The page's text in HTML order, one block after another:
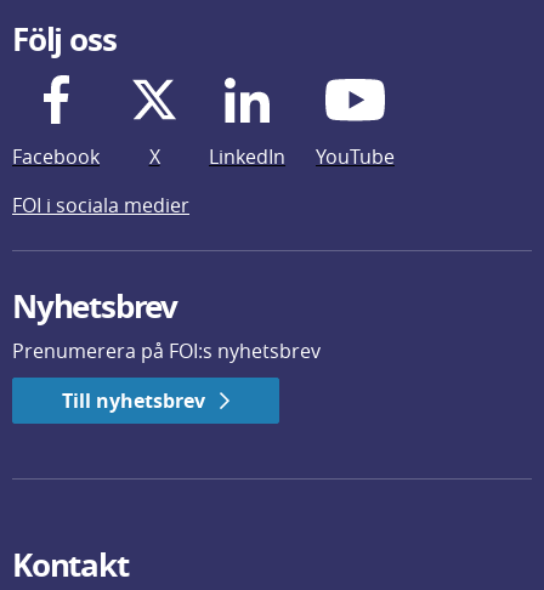
Följ oss
Facebook X LinkedIn
YouTube
FOI i sociala medier
Nyhetsbrev
Prenumerera på FOI:s nyhetsbrev
Till nyhetsbrev
Kontakt